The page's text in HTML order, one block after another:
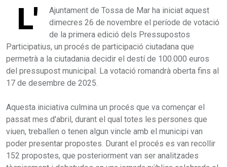
L'
Ajuntament de Tossa de Mar ha iniciat aquest
dimecres 26 de novembre el període de votació
de la primera edició dels Pressupostos
Participatius, un procés de participació ciutadana que
permetrà a la ciutadania decidir el destí de 100.000 euros
del pressupost municipal. La votació romandrà oberta fins al
17 de desembre de 2025.
Aquesta iniciativa culmina un procés que va començar el
passat mes d'abril, durant el qual totes les persones que
viuen, treballen o tenen algun vincle amb el municipi van
poder presentar propostes. Durant el procés es van recollir
152 propostes, que posteriorment van ser analitzades